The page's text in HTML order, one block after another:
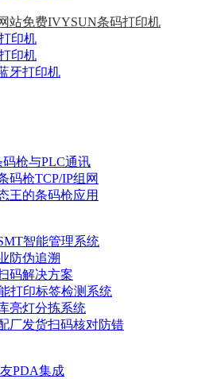
站免费IVYSUN条码打印机
印机
印机
牙打印机
码枪与PLC通讯
码枪TCP/IP组网
王的条码枪应用
智能管理系统
防伪追溯
码解决方案
打印标签检测系统
亮灯分拣系统
厂发货扫码核对防错
PDA集成